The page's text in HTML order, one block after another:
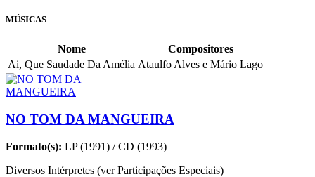
MÚSICAS
Nome
Compositores
Ai, Que Saudade Da Amélia Ataulfo Alves e Mário Lago
NO TOM DA MANGUEIRA
Formato(s): LP (1991) / CD (1993)
Diversos Intérpretes (ver Participações Especiais)